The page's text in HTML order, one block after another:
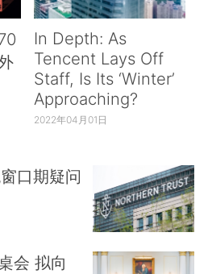
In Depth: As
Tencent Lays Off
Staff, Is Its ‘Winter’
Approaching?
2022年04月01日
口期疑问
会 拟向